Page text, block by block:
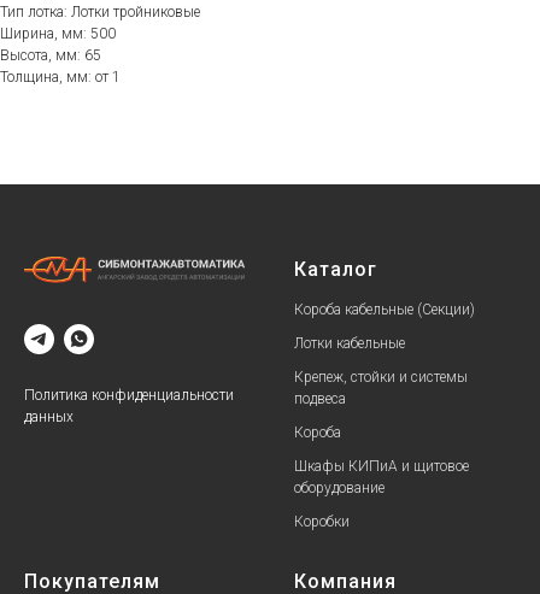
Тип лотка: Лотки тройниковые
Ширина, мм: 500
Высота, мм: 65
Толщина, мм: от 1
Политика конфиденциальности
данных
Каталог
Короба кабельные (Секции)
Лотки кабельные
Крепеж, стойки и системы
подвеса
Короба
Шкафы КИПиА и щитовое
оборудование
Коробки
Покупателям Компания